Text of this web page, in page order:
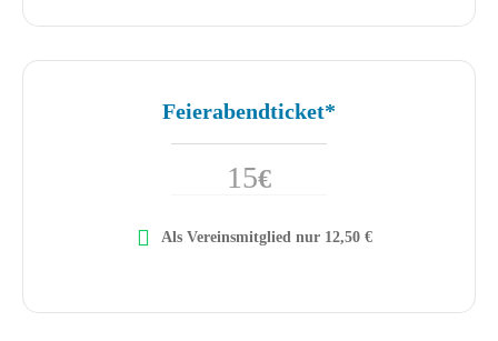
Feierabendticket*
15€
Als Vereinsmitglied nur 12,50 €